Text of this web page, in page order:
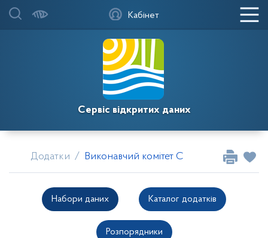
Сервіс відкритих даних
Кабінет
Додатки Виконавчий комітет Саксаганської
Набори даних Каталог додатків
Розпорядники